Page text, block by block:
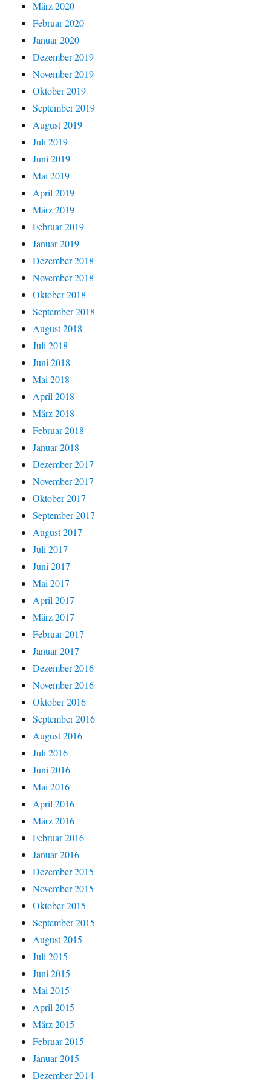
März 2020
Februar 2020
Januar 2020
Dezember 2019
November 2019
Oktober 2019
September 2019
August 2019
Juli 2019
Juni 2019
Mai 2019
April 2019
März 2019
Februar 2019
Januar 2019
Dezember 2018
November 2018
Oktober 2018
September 2018
August 2018
Juli 2018
Juni 2018
Mai 2018
April 2018
März 2018
Februar 2018
Januar 2018
Dezember 2017
November 2017
Oktober 2017
September 2017
August 2017
Juli 2017
Juni 2017
Mai 2017
April 2017
März 2017
Februar 2017
Januar 2017
Dezember 2016
November 2016
Oktober 2016
September 2016
August 2016
Juli 2016
Juni 2016
Mai 2016
April 2016
März 2016
Februar 2016
Januar 2016
Dezember 2015
November 2015
Oktober 2015
September 2015
August 2015
Juli 2015
Juni 2015
Mai 2015
April 2015
März 2015
Februar 2015
Januar 2015
Dezember 2014